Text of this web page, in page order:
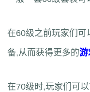
在60级之前玩家们可
备,从而获得更多的游
在70级时,玩家们可